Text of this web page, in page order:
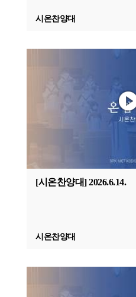
시온찬양대
[시온찬양대] 2026.6.14.
시온찬양대